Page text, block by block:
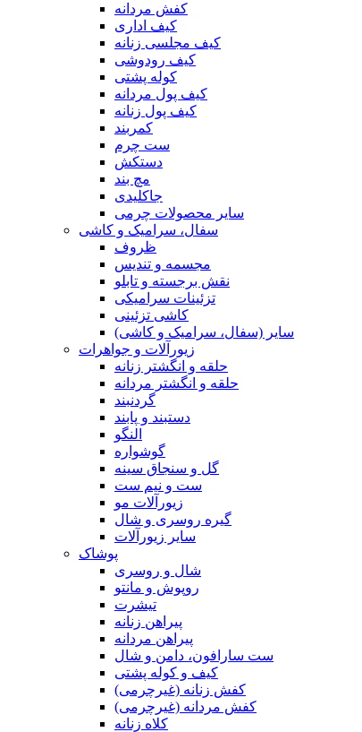
کفش مردانه
کیف اداری
کیف مجلسی زنانه
کیف رودوشی
کوله پشتی
کیف پول مردانه
کیف پول زنانه
کمربند
ست چرم
دستکش
مچ بند
جاکلیدی
سایر محصولات چرمی
سفال، سرامیک و کاشی
ظروف
مجسمه و تندیس
نقش برجسته و تابلو
تزئینات سرامیکی
کاشی تزئینی
سایر (سفال، سرامیک و کاشی)
زیورآلات و جواهرات
حلقه و انگشتر زنانه
حلقه و انگشتر مردانه
گردنبند
دستبند و پابند
النگو
گوشواره
گل و سنجاق سینه
ست و نیم ست
زیورآلات مو
گیره روسری و شال
سایر زیورآلات
پوشاک
شال و روسری
روپوش و مانتو
تیشرت
پیراهن زنانه
پیراهن مردانه
ست سارافون، دامن و شال
کیف و کوله پشتی
کفش زنانه (غیرچرمی)
کفش مردانه (غیرچرمی)
کلاه زنانه